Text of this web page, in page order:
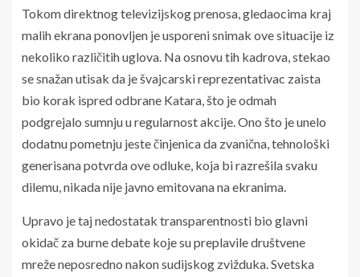
Some fans are puzzled by this
Switzerland’s Remo Freuler ran on to a header and
was fouled by Qatar keeper Mahmud Abunada,
resulting in a penalty, which Breel Embolo scored
But was that an offside in the build-up? Or is it just a
trick of the angle?pic.twitter.com/ehqHeFBx45
— Match of the Day (@BBCMOTD)June 13, 2026
Tokom direktnog televizijskog prenosa, gledaocima kraj
malih ekrana ponovljen je usporeni snimak ove situacije iz
nekoliko različitih uglova. Na osnovu tih kadrova, stekao
se snažan utisak da je švajcarski reprezentativac zaista
bio korak ispred odbrane Katara, što je odmah
podgrejalo sumnju u regularnost akcije. Ono što je unelo
dodatnu pometnju jeste činjenica da zvanična, tehnološki
generisana potvrda ove odluke, koja bi razrešila svaku
dilemu, nikada nije javno emitovana na ekranima.
Upravo je taj nedostatak transparentnosti bio glavni
okidač za burne debate koje su preplavile društvene
mreže neposredno nakon sudijskog zvižduka. Svetska